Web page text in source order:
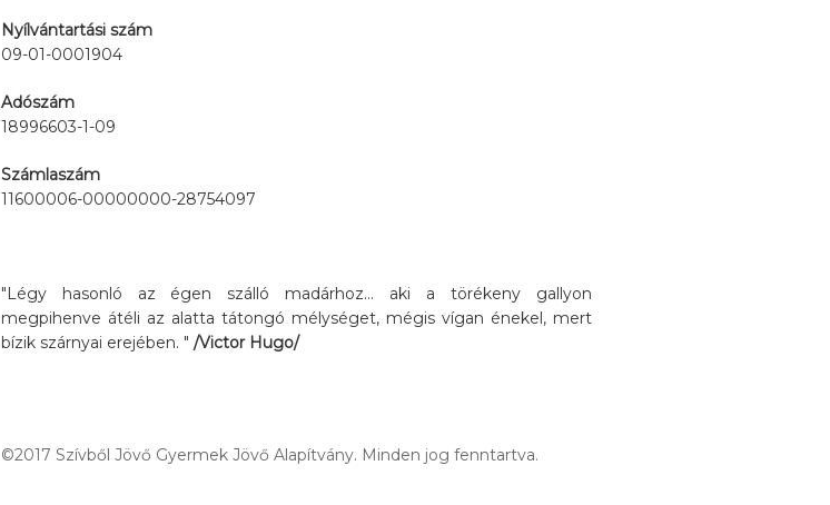
Nyílvántartási szám
09-01-0001904
Adószám
18996603-1-09
Számlaszám
11600006-00000000-28754097
"Légy hasonló az égen szálló madárhoz... aki a törékeny gallyon
megpihenve átéli az alatta tátongó mélységet, mégis vígan énekel, mert
bízik szárnyai erejében. " /Victor Hugo/
©2017 Szívből Jövő Gyermek Jövő Alapítvány. Minden jog fenntartva.